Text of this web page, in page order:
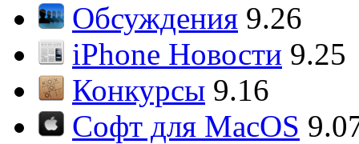
Обсуждения 9.26
iPhone Новости 9.25
Конкурсы 9.16
Софт для MacOS